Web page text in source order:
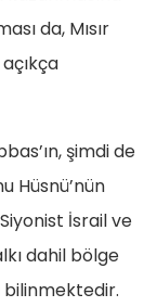
da, Mısır
şimdi de
Hüsnü’nün
İsrail ve
dahil bölge
bilinmektedir.